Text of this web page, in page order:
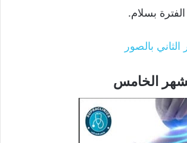
بسلام.
بالصور
الخامس